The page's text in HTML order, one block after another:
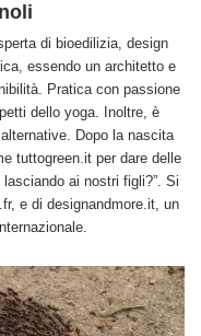
di bioedilizia, design
essendo un architetto e
Pratica con passione
dello yoga. Inoltre, è
Dopo la nascita
tuttogreen.it per dare delle
ai nostri figli?”. Si
e di designandmore.it, un